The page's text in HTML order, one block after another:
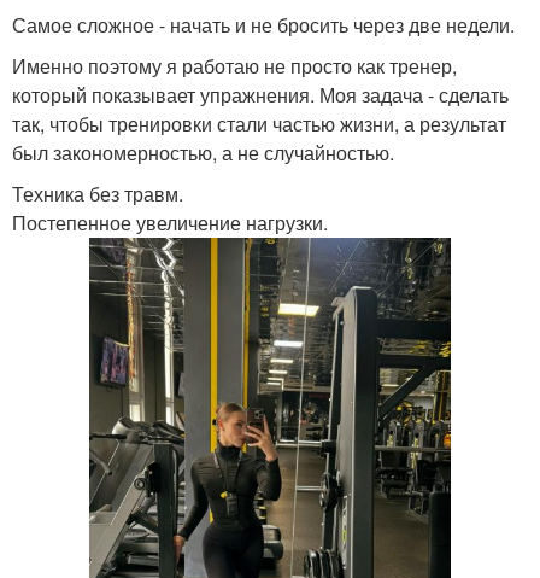
Самое сложное - начать и не бросить через две недели.
Именно поэтому я работаю не просто как тренер,
который показывает упражнения. Моя задача - сделать
так, чтобы тренировки стали частью жизни, а результат
был закономерностью, а не случайностью.
Техника без травм.
Постепенное увеличение нагрузки.